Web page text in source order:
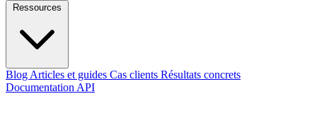
Blog Articles et guides Cas clients Résultats concrets
Documentation API